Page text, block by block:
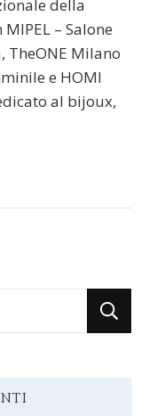
della
– Salone
TheONE Milano
e HOMI
al bijoux,